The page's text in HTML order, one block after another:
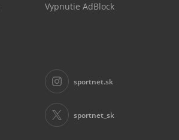
Vypnutie AdBlock
sportnet.sk
sportnet_sk